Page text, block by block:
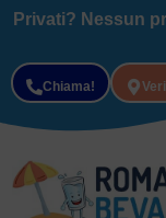
Privati? Nessun
Chiama!